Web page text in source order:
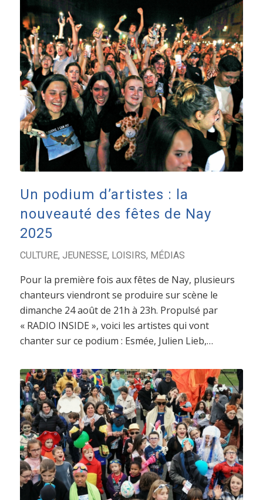
Un podium d’artistes : la
nouveauté des fêtes de Nay
2025
CULTURE, JEUNESSE, LOISIRS, MÉDIAS
Pour la première fois aux fêtes de Nay, plusieurs
chanteurs viendront se produire sur scène le
dimanche 24 août de 21h à 23h. Propulsé par
« RADIO INSIDE », voici les artistes qui vont
chanter sur ce podium : Esmée, Julien Lieb,…